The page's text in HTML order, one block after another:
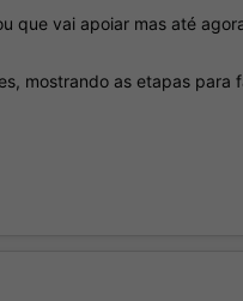
que vai apoiar mas até
mostrando as etapas para